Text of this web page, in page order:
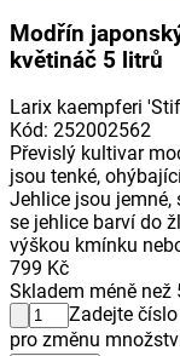
Modřín
květináč 5 litrů
Larix kaempferi
Kód: 252002562
Převislý kultivar
jsou tenké,
Jehlice jsou jemné,
se jehlice barví do
výškou kmínku
799 Kč
Skladem méně než
Zadejte
pro změnu